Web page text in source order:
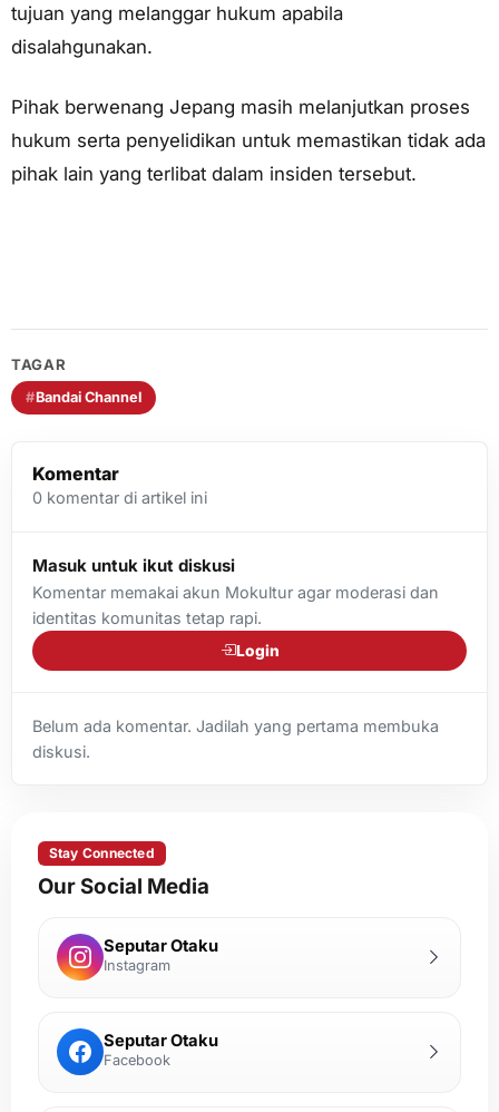
tujuan yang melanggar hukum apabila
disalahgunakan.
Pihak berwenang Jepang masih melanjutkan proses
hukum serta penyelidikan untuk memastikan tidak ada
pihak lain yang terlibat dalam insiden tersebut.
TAGAR
#Bandai Channel
Komentar
0 komentar di artikel ini
Masuk untuk ikut diskusi
Komentar memakai akun Mokultur agar moderasi dan
identitas komunitas tetap rapi.
Login
Belum ada komentar. Jadilah yang pertama membuka
diskusi.
Stay Connected
Our Social Media
Seputar Otaku
Instagram
Seputar Otaku
Facebook